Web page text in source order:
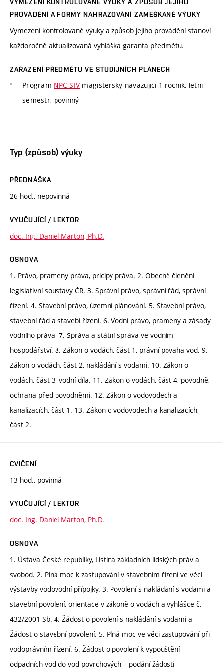
VYMEZENÍ KONTROLOVANÉ VÝUKY A ZPŮSOB JEJÍHO
PROVÁDĚNÍ A FORMY NAHRAZOVÁNÍ ZAMEŠKANÉ VÝUKY
Vymezení kontrolované výuky a způsob jejího provádění stanoví
každoročně aktualizovaná vyhláška garanta předmětu.
ZAŘAZENÍ PŘEDMĚTU VE STUDIJNÍCH PLÁNECH
Program NPC-SIV magisterský navazující 1 ročník, letní
semestr, povinný
Typ (způsob) výuky
PŘEDNÁŠKA
26 hod., nepovinná
VYUČUJÍCÍ / LEKTOR
doc. Ing. Daniel Marton, Ph.D.
OSNOVA
1. Právo, prameny práva, pricipy práva. 2. Obecné členění
legislativní soustavy ČR. 3. Správní právo, správní řád, správní
řízení. 4. Stavební právo, územní plánování. 5. Stavební právo,
stavební řád a stavebí řízení. 6. Vodní právo, prameny a zásady
vodního práva. 7. Správa a státní správa ve vodním
hospodářství. 8. Zákon o vodách, část 1, právní povaha vod. 9.
Zákon o vodách, část 2, nakládání s vodami. 10. Zákon o
vodách, část 3, vodní díla. 11. Zákon o vodách, část 4, povodně,
ochrana před povodněmi. 12. Zákon o vodovodech a
kanalizacích, část 1. 13. Zákon o vodovodech a kanalizacích,
část 2.
CVIČENÍ
13 hod., povinná
VYUČUJÍCÍ / LEKTOR
doc. Ing. Daniel Marton, Ph.D.
OSNOVA
1. Ústava České republiky, Listina základních lidských práv a
svobod. 2. Plná moc k zastupování v stavebním řízení ve věci
výstavby vodovodní přípojky. 3. Povolení s nakládání s vodami a
stavební povolení, orientace v zákoně o vodách a vyhlášce č.
432/2001 Sb. 4. Žádost o povolení s nakládání s vodami a
Žádost o stavební povolení. 5. Plná moc ve věci zastupování při
vodoprávním řízení. 6. Žádost o povolení k vypouštění
odpadních vod do vod povrchových – podání žádosti